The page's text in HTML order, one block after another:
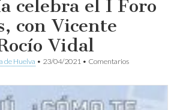
celebra el I Foro
con Vicente
Vidal
de Huelva • 23/04/2021 • Comentarios